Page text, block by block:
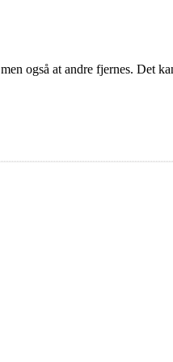
også at andre fjernes. Det